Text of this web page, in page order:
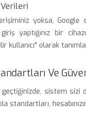
yoksa, Google
yaptığınız bir
kullanıcı" olarak
Ve
geçtiğinizde, sistem
standartları,